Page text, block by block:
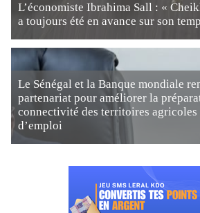
L’économiste Ibrahima Sall : «
a toujours été en avance sur son
Le Sénégal et la Banque mondiale
partenariat pour améliorer la
connectivité des territoires agricoles
d’emploi